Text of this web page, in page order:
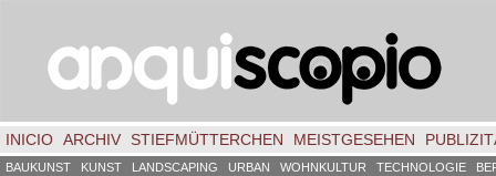
INICIO ARCHIV STIEFMÜTTERCHEN MEISTGESEHEN
BAUKUNST KUNST LANDSCAPING URBAN WOHNKULTUR TECHNOLOGIE